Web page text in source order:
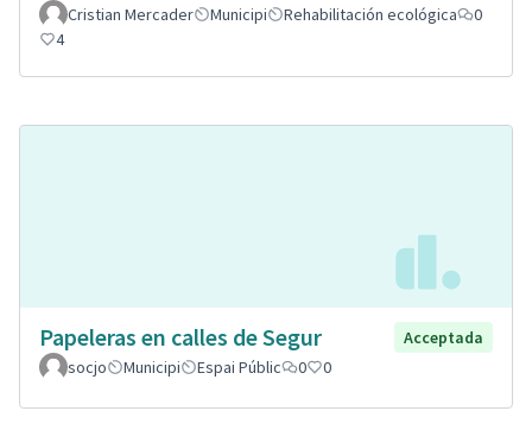
Cristian Mercader Municipi Rehabilitación ecológica
0
4
Papeleras en calles de Segur
Acceptada
socjo
Municipi Espai Públic 0 0